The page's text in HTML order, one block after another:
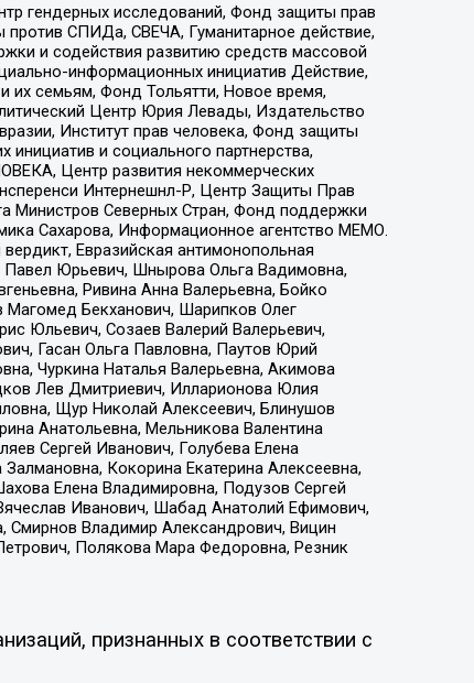
гендерных исследований, Фонд защиты прав
СПИДа, СВЕЧА, Гуманитарное действие,
и содействия развитию средств массовой
информационных инициатив Действие,
семьям, Фонд Тольятти, Новое время,
Центр Юрия Левады, Издательство
Институт прав человека, Фонд защиты
и социального партнерства,
Центр развития некоммерческих
Интернешнл-Р, Центр Защиты Прав
Министров Северных Стран, Фонд поддержки
Сахарова, Информационное агентство МЕМО.
Евразийская антимонопольная
Павел Юрьевич, Шнырова Ольга Вадимовна,
Ривина Анна Валерьевна, Бойко
Магомед Бекханович, Шарипков Олег
Юльевич, Созаев Валерий Валерьевич,
Гасан Ольга Павловна, Паутов Юрий
Чуркина Наталья Валерьевна, Акимова
Лев Дмитриевич, Илларионова Юлия
Щур Николай Алексеевич, Блинушов
Анатольевна, Мельникова Валентина
Сергей Иванович, Голубева Елена
Кокорина Екатерина Алексеевна,
Елена Владимировна, Подузов Сергей
Иванович, Шабад Анатолий Ефимович,
Смирнов Владимир Александрович, Вицин
Полякова Мара Федоровна, Резник
признанных в соответствии с